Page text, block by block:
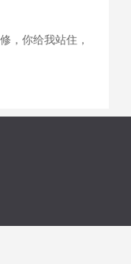
，你给我站住，